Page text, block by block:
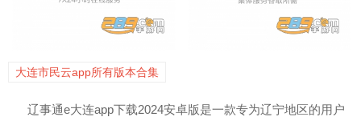
大连市民云app所有版本合集
辽事通e大连app下载2024安卓版是一款专为辽宁地区的用户